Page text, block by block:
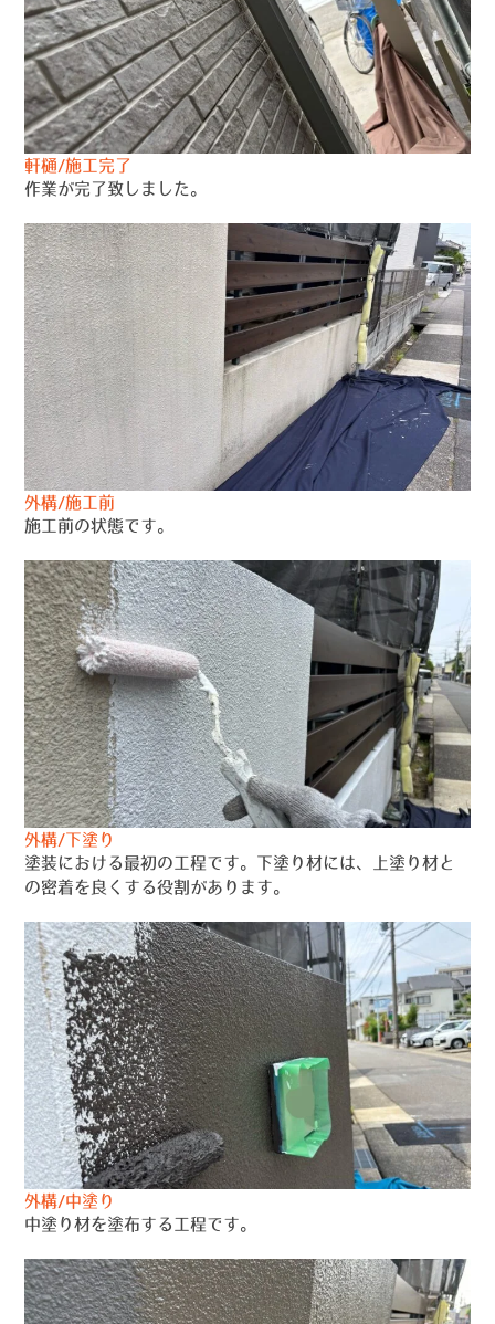
軒樋/施工完了
作業が完了致しました。
外構/施工前
施工前の状態です。
外構/下塗り
塗装における最初の工程です。下塗り材には、上塗り材と
の密着を良くする役割があります。
外構/中塗り
中塗り材を塗布する工程です。